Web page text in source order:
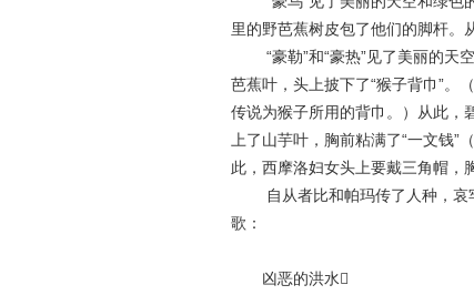
里的野芭蕉树皮包了他们的脚杆。
“豪勒”和“豪热”见了美丽的天空
芭蕉叶，头上披下了“猴子背巾”。
传说为猴子所用的背巾。）从此，
上了山芋叶，胸前粘满了“一文钱
此，西摩洛妇女头上要戴三角帽，
自从者比和帕玛传了人种，哀
歌：
凶恶的洪水